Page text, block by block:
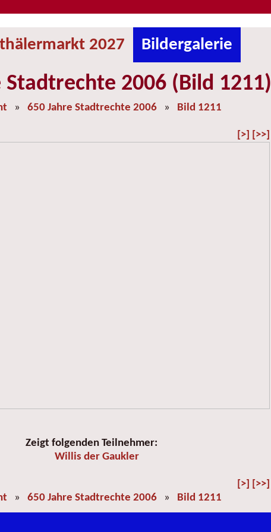
2027 Bildergalerie
Stadtrechte 2006 (Bild 1211)
» 650 Jahre Stadtrechte 2006 » Bild 1211
[>] [>>]
Zeigt folgenden Teilnehmer:
Willis der Gaukler
[>] [>>]
» 650 Jahre Stadtrechte 2006 » Bild 1211